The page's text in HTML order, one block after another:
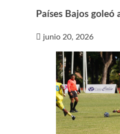
Países Bajos goleó
junio 20, 2026